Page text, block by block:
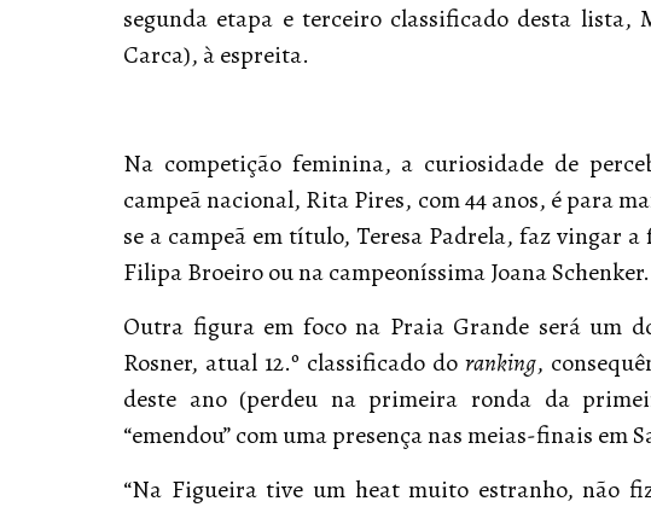
segunda etapa e terceiro classificado desta lista,
Carca), à espreita.
Na competição feminina, a curiosidade de
campeã nacional, Rita Pires, com 44 anos, é para
se a campeã em título, Teresa Padrela, faz vingar
Filipa Broeiro ou na campeoníssima Joana Schenker.
Outra figura em foco na Praia Grande será um
Rosner, atual 12.º classificado do ranking,
deste ano (perdeu na primeira ronda da
“emendou” com uma presença nas meias-finais em
“Na Figueira tive um heat muito estranho, não